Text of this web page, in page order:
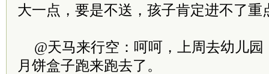
大一点，要是不送，孩子肯定进不了重
@天马来行空：呵呵，上周去幼儿
月饼盒子跑来跑去了。